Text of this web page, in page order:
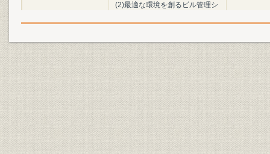
製品
(2)最適な環境を創るビル管理シ
視制御(新宿住友ビル[に納入])(4)
合監視制御システム(東京都下水
道局[に納入])(5)下水道維持管理
システム「きよすみJr.」の画面
(6)長野行新幹線で活躍する電鉄
用変電設備(JR東日本[に納入])
(7)電鉄用電力指令新情報伝送シ
ステム(JR北海道[に納入])(8)休
みなく道路のl安全を見つめる道
路管理システム(神戸市道路公社
[に納入])(9)道路トンネル総合監
視システム(神戸市道路公社[に
納入])(10)高速道路大規模遠方監